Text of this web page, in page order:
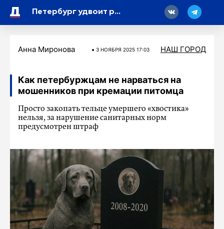
Петербург удвоит рабочие места в особой экономической зоне
Анна Миронова 3 НОЯБРЯ 2025 17:03 НАШ ГОРОД
Как петербуржцам не нарваться на
мошенников при кремации питомца
Просто закопать тельце умершего «хвостика»
нельзя, за нарушение санитарных норм
предусмотрен штраф